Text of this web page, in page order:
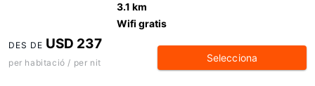
3.1 km
Wifi gratis
DES DE USD 237
per habitació / per nit Selecciona